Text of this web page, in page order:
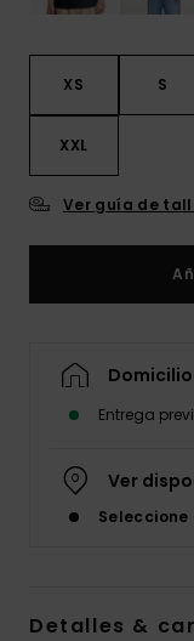
XS S
XXL
Ver guía de
Entrega
Ver
Detalles &